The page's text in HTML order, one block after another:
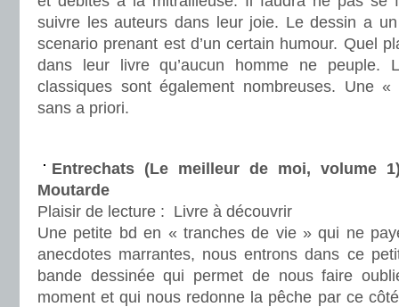
suivre les auteurs dans leur joie. Le dessin a
scenario prenant est d’un certain humour. Quel
dans leur livre qu’aucun homme ne peuple.
classiques sont également nombreuses. Une
sans a priori.
Entrechats (Le meilleur de moi, volume
Moutarde
Plaisir de lecture : Livre à découvrir
Une petite bd en « tranches de vie » qui ne
anecdotes marrantes, nous entrons dans ce
bande dessinée qui permet de nous faire
moment et qui nous redonne la pêche par ce